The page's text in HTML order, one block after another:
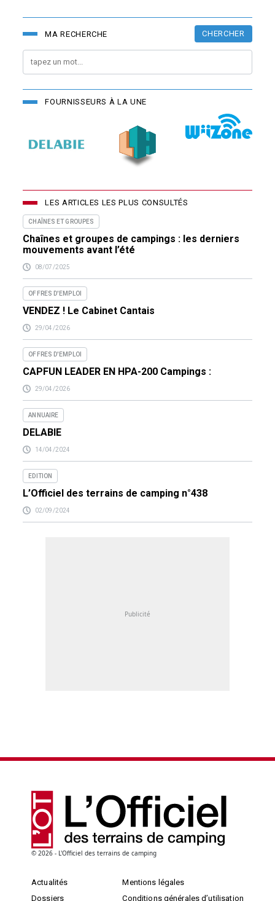
MA RECHERCHE CHERCHER
FOURNISSEURS À LA UNE
LES ARTICLES LES PLUS CONSULTÉS
CHAÎNES ET GROUPES
Chaînes et groupes de campings : les derniers
mouvements avant l’été
08/07/2025
OFFRES D'EMPLOI
VENDEZ ! Le Cabinet Cantais
29/04/2026
OFFRES D'EMPLOI
CAPFUN LEADER EN HPA-200 Campings :
29/04/2026
ANNUAIRE
DELABIE
14/04/2024
EDITION
L’Officiel des terrains de camping n°438
02/09/2024
© 2026 - L'Officiel des terrains de camping
Actualités
Dossiers
Mentions légales
Conditions générales d’utilisation